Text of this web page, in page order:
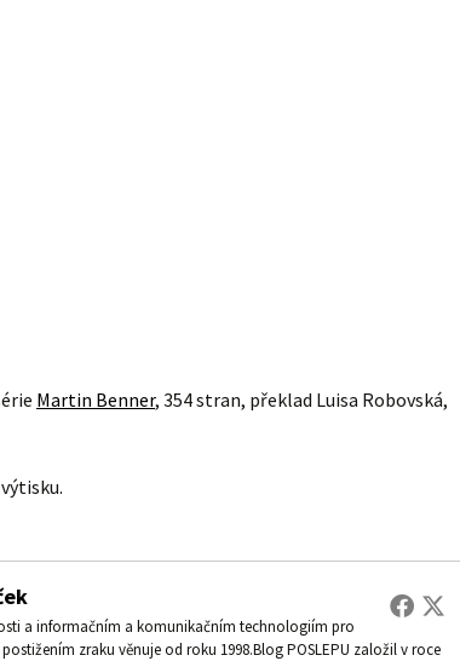
Martin Benner, 354 stran, překlad Luisa Robovská,
a informačním a komunikačním technologiím pro
zraku věnuje od roku 1998.Blog POSLEPU založil v roce